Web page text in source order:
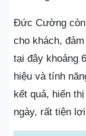
Đức Cường
cho khách,
tại đây khoảng
hiệu và tính
kết quả, hiển
ngày, rất tiện